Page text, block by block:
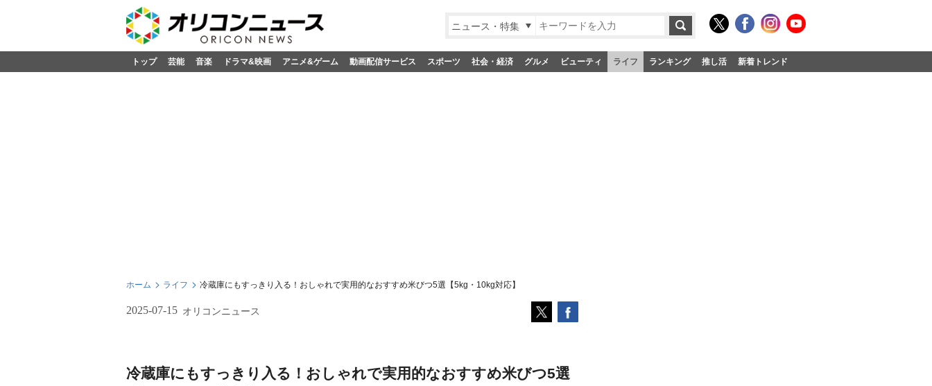
ニュース・特集
トップ 芸能 音楽 ドラマ&映画 アニメ&ゲーム 動画配信サービス スポーツ 社会・経済 グルメ ビューティ ライフ ランキング 推し活 新着トレンド
ホーム ライフ 冷蔵庫にもすっきり入る！おしゃれで実用的なおすすめ米びつ5選【5kg・10kg対応】
2025-07-15 オリコンニュース
冷蔵庫にもすっきり入る！おしゃれで実用的なおすすめ米びつ5選